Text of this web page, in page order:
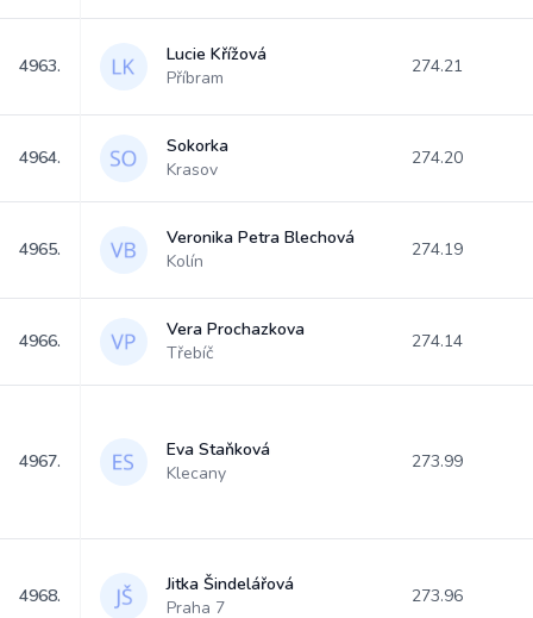
4963.
Lucie Křížová
Příbram
274.21
4964.
Sokorka
Krasov
274.20
4965.
Veronika Petra Blechová
Kolín
274.19
4966.
Vera Prochazkova
Třebíč
274.14
4967.
Eva Staňková
Klecany
273.99
4968.
Jitka Šindelářová
Praha 7
273.96